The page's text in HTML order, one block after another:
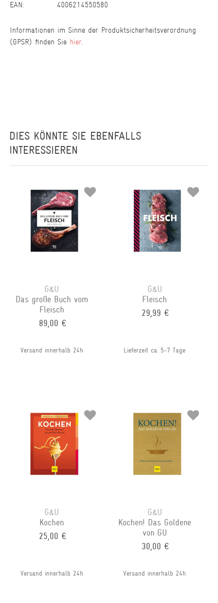
EAN:
4006214550580
Informationen im Sinne der Produktsicherheitsverordnung
(GPSR) finden Sie hier
DIES KÖNNTE SIE EBENFALLS
INTERESSIEREN
G&U
Das große Buch vom
Fleisch
89,00 €
Versand innerhalb 24h
G&U
Fleisch
29,99 €
Lieferzeit ca. 5-7 Tage
G&U
Kochen
25,00 €
Versand innerhalb 24h
G&U
Kochen! Das Goldene
von GU
30,00 €
Versand innerhalb 24h